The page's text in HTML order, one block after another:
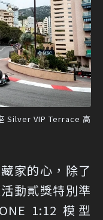
Silver VIP Terrace 高
家的心，除了
動貳獎特別準
1:12 模型